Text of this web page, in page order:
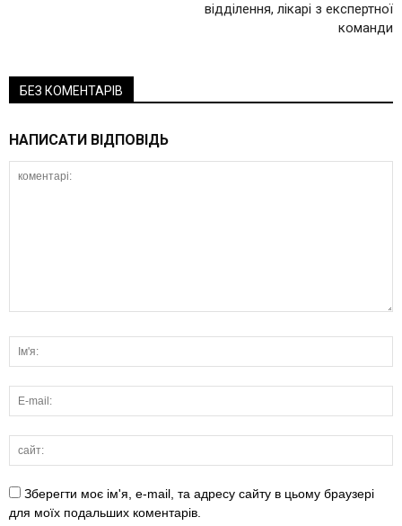
відділення, лікарі з експертної
команди
БЕЗ КОМЕНТАРІВ
НАПИСАТИ ВІДПОВІДЬ
Зберегти моє ім'я, e-mail, та адресу сайту в цьому браузері
для моїх подальших коментарів.